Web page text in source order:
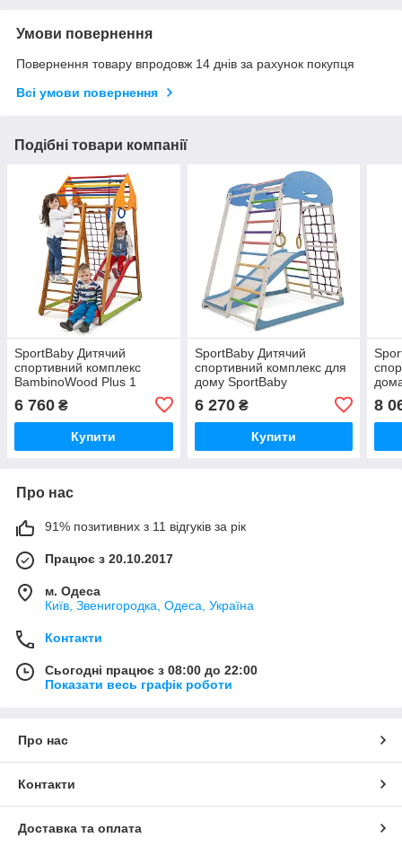
Умови повернення
Повернення товару впродовж 14 днів за рахунок покупця
Всі умови повернення
Подібні товари компанії
SportBaby Дитячий
спортивний комплекс
BambinoWood Plus 1
6 760 ₴
Купити
SportBaby Дитячий
спортивний комплекс для
дому SportBaby
6 270₴
Купити
8
Про нас
91% позитивних з 11 відгуків за рік
Працює з 20.10.2017
м. Одеса
Київ, Звенигородка, Одеса, Україна
Контакти
Сьогодні працює з 08:00 до 22:00
Показати весь графік роботи
Про нас
Контакти
Доставка та оплата